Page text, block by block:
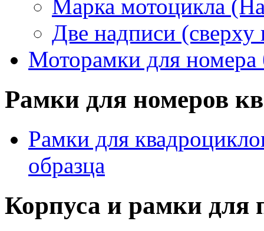
Марка мотоцикла
Две надписи (сверху
Моторамки для номера
Рамки для номеров
Рамки для
образца
Корпуса и рамки для